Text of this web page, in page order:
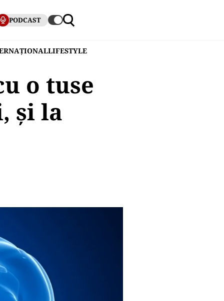
PODCAST
LIFESTYLE
o tuse
și la